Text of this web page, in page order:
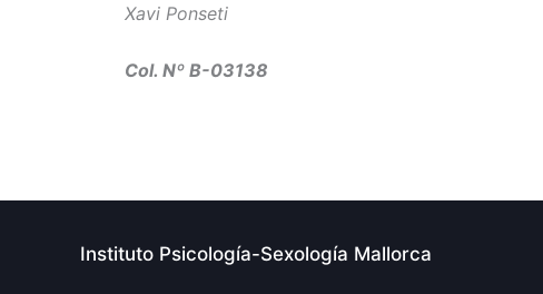
Xavi Ponseti
Col. Nº B-03138
Instituto Psicología-Sexología Mallorca